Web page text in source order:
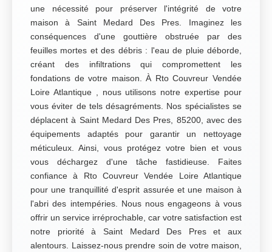
une nécessité pour préserver l'intégrité de votre
maison à Saint Medard Des Pres. Imaginez les
conséquences d'une gouttière obstruée par des
feuilles mortes et des débris : l'eau de pluie déborde,
créant des infiltrations qui compromettent les
fondations de votre maison. À Rto Couvreur Vendée
Loire Atlantique , nous utilisons notre expertise pour
vous éviter de tels désagréments. Nos spécialistes se
déplacent à Saint Medard Des Pres, 85200, avec des
équipements adaptés pour garantir un nettoyage
méticuleux. Ainsi, vous protégez votre bien et vous
vous déchargez d'une tâche fastidieuse. Faites
confiance à Rto Couvreur Vendée Loire Atlantique
pour une tranquillité d'esprit assurée et une maison à
l'abri des intempéries. Nous nous engageons à vous
offrir un service irréprochable, car votre satisfaction est
notre priorité à Saint Medard Des Pres et aux
alentours. Laissez-nous prendre soin de votre maison,